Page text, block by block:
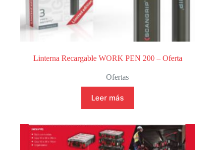
Linterna Recargable WORK PEN 200 – Oferta
Ofertas
Leer más